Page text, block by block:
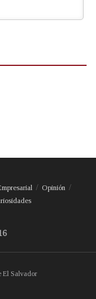
Opinión
El Salvador